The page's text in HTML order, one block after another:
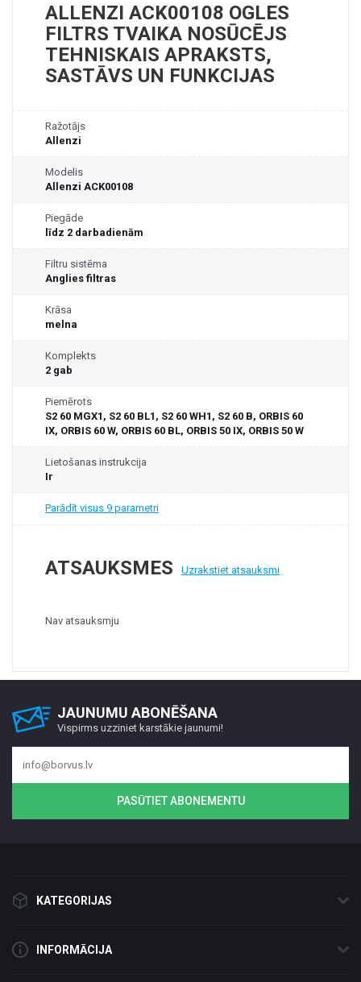
ALLENZI ACK00108 OGLES
FILTRS TVAIKA NOSŪCĒJS
TEHNISKAIS APRAKSTS,
SASTĀVS UN FUNKCIJAS
Ražotājs
Allenzi
Modelis
Allenzi ACK00108
Piegāde
līdz 2 darbadienām
Filtru sistēma
Anglies filtras
Krāsa
melna
Komplekts
2 gab
Piemērots
S2 60 MGX1, S2 60 BL1, S2 60 WH1, S2 60 B, ORBIS 60
IX, ORBIS 60 W, ORBIS 60 BL, ORBIS 50 IX, ORBIS 50 W
Lietošanas instrukcija
Ir
Parādīt visus 9 parametri
ATSAUKSMES Uzrakstiet atsauksmi
Nav atsauksmju
JAUNUMU ABONĒŠANA
Vispirms uzziniet karstākie jaunumi!
PASŪTIET ABONEMENTU
KATEGORIJAS
INFORMĀCIJA